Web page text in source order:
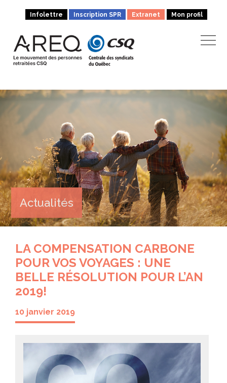
Infolettre Inscription SPR Extranet Mon profil
Actualités
LA COMPENSATION CARBONE
POUR VOS VOYAGES : UNE
BELLE RÉSOLUTION POUR L’AN
2019!
10 janvier 2019